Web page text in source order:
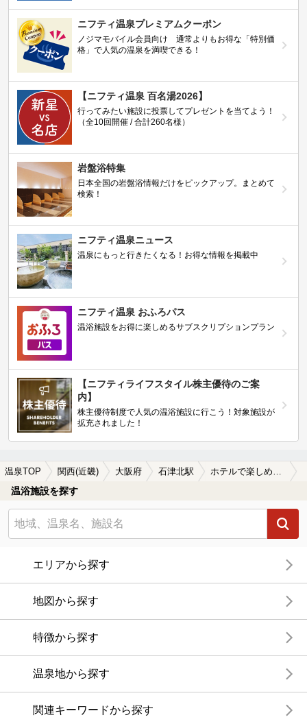
ニフティ温泉プレミアムクーポン
ノジマモバイル会員向け 通常よりもお得な「特別価
格」で人気の温泉を満喫できる！
【ニフティ温泉 百名湯2026】
行ってみたい施設に投票してプレゼントを当てよう！
（全10回開催 / 合計260名様）
岩盤浴特集
日本全国の岩盤浴情報だけをピックアップ。まとめて
検索！
ニフティ温泉ニュース
温泉にもっと行きたくなる！お得な情報を掲載中
ニフティ温泉 おふろパス
温浴施設をお得に楽しめるサブスクリプションプラン
【ニフティライフスタイル株主優待のご案
内】
株主優待制度で人気の温浴施設に行こう！対象施設が
拡充されました！
温泉TOP 関西(近畿) 大阪府 石津北駅 ホテルで楽しめる石津北駅近くの温泉、日帰り温泉、スーパー銭湯おすすめ
温浴施設を探す
エリアから探す
地図から探す
特徴から探す
温泉地から探す
関連キーワードから探す